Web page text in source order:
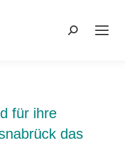
Search:
für ihre
das